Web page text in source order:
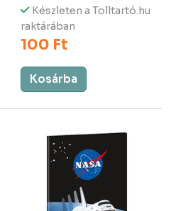
Készleten a Tolltartó.hu
raktárában
100 Ft
Kosárba